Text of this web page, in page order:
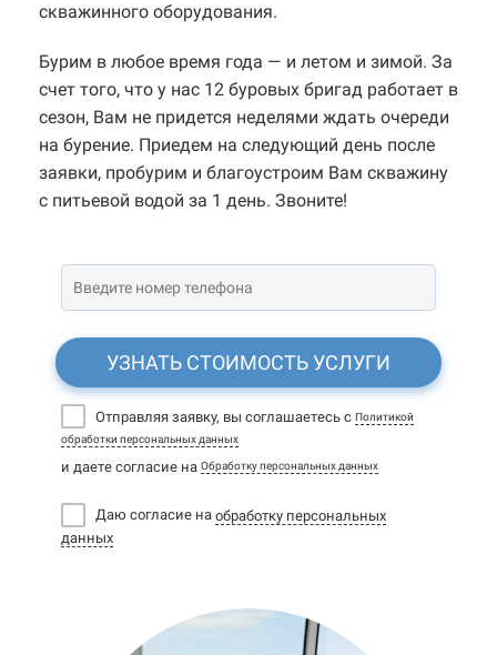
скважинного оборудования.
Бурим в любое время года — и летом и зимой. За
счет того, что у нас 12 буровых бригад работает в
сезон, Вам не придется неделями ждать очереди
на бурение. Приедем на следующий день после
заявки, пробурим и благоустроим Вам скважину
с питьевой водой за 1 день. Звоните!
УЗНАТЬ СТОИМОСТЬ УСЛУГИ
Отправляя заявку, вы соглашаетесь с Политикой
обработки персональных данных
и даете согласие на Обработку персональных данных
Даю согласие на обработку персональных
данных